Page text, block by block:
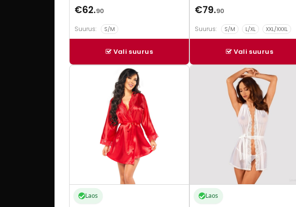
€62.90
Suurus: S/M
Vali suurus
€79.90
Suurus: S/M L/XL XXL/XXXL
Vali suurus
Laos Laos
Sellel